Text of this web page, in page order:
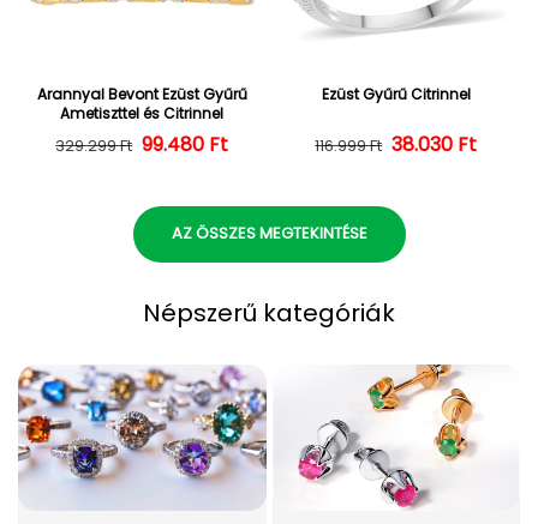
Arannyal Bevont Ezüst Gyűrű
Ametiszttel és Citrinnel
Normál ár
329.299 Ft Kedvezményes ár
99.480 Ft
Ezüst Gyűrű Citrinnel
Normál ár
116.999 Ft 38.030 Ft
AZ ÖSSZES MEGTEKINTÉSE
Népszerű kategóriák